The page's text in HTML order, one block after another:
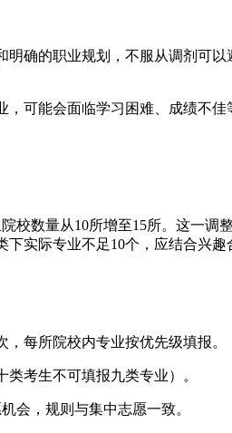
确的职业规划，不服从调剂可
可能会面临学习困难、成绩不
校数量从10所增至15所。这一
实际专业不足10个，应结合兴趣
每所院校内专业按优先级填报。
考生不可填报九类专业）。
会，规则与集中志愿一致。